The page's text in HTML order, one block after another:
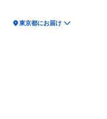
location_on東京都にお届け